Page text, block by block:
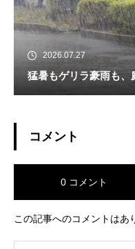
2026.07.27
猛暑もゲリラ豪雨も、
コメント
0 コメント
この記事へのコメントはあ